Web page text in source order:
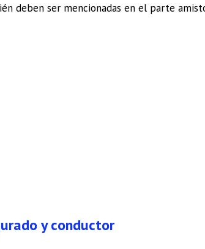
deben ser mencionadas en el parte
y conductor